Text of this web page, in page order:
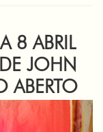
8 ABRIL
JOHN
ABERTO